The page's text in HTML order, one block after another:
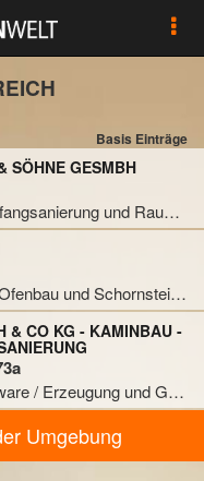
Basis Einträge
SÖHNE GESMBH
Ofenbau und Schornsteinbau | Rauchfangsanierung und Rauchfangausschleifung | Schornstein
Feuerfestbau und Feuerfestmaterial | Ofenbau und Schornsteinbau | Schornstein
& CO KG - KAMINBAU -
Ofenbau und Schornsteinbau | Metallware / Erzeugung und Großhandel | Schornstein | Spengler
Umgebung